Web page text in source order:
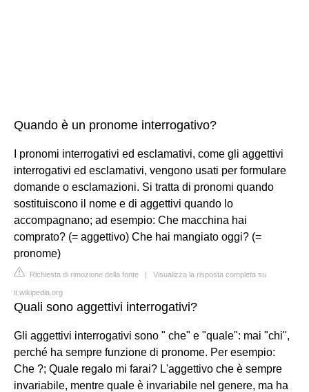
Quando è un pronome interrogativo?
I pronomi interrogativi ed esclamativi, come gli aggettivi
interrogativi ed esclamativi, vengono usati per formulare
domande o esclamazioni. Si tratta di pronomi quando
sostituiscono il nome e di aggettivi quando lo
accompagnano; ad esempio: Che macchina hai
comprato? (= aggettivo) Che hai mangiato oggi? (=
pronome)
Richiesta di rimozione della fonte | Visualizza la risposta completa su
it.wikipedia.org
Quali sono aggettivi interrogativi?
Gli aggettivi interrogativi sono " che" e "quale": mai "chi",
perché ha sempre funzione di pronome. Per esempio:
Che ?; Quale regalo mi farai? L'aggettivo che è sempre
invariabile, mentre quale è invariabile nel genere, ma ha